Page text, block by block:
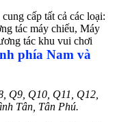
cấp tất cả các loại:
tác máy chiếu, Máy
tác khu vui chơi
phía Nam và
Q9, Q10, Q11, Q12,
Tân, Tân Phú.